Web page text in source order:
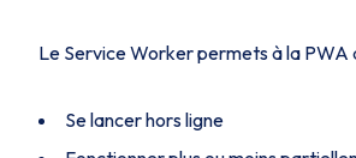
Le Service Worker permets à la PWA
Se lancer hors ligne